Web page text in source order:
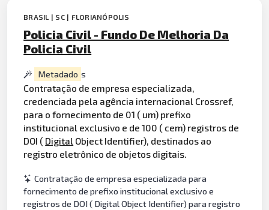
BRASIL | SC | FLORIANÓPOLIS
Policia Civil - Fundo De Melhoria Da
Policia Civil
Metadado s
Contratação de empresa especializada,
credenciada pela agência internacional Crossref,
para o fornecimento de 01 ( um) prefixo
institucional exclusivo e de 100 ( cem) registros de
DOI ( Digital Object Identifier), destinados ao
registro eletrônico de objetos digitais.
Contratação de empresa especializada para
fornecimento de prefixo institucional exclusivo e
registros de DOI ( Digital Object Identifier) para registro